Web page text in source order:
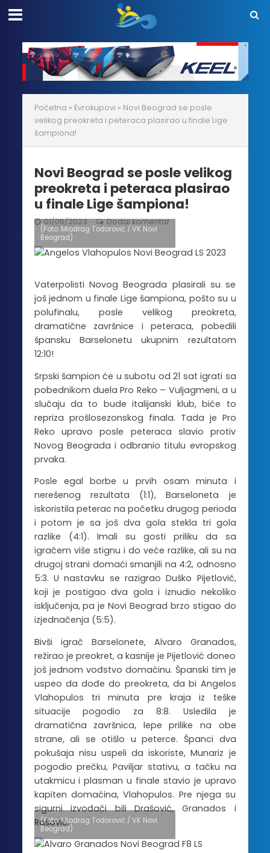
Početna » Evrokupovi » Novi Beograd se posle
velikog preokreta i peteraca plasirao u finale Lige
šampiona!
Novi Beograd se posle velikog
preokreta i peteraca plasirao
u finale Lige šampiona!
01/06/2023 Dodaj komentar
(Foto: Miodrag Todorović / VK Novi
Beograd)
Vaterpolisti Novog Beograda plasirali su se
još jednom u finale Lige šampiona, pošto su u
polufinalu, posle velikog preokreta,
dramatične završnice i peteraca, pobedili
špansku Barselonetu ukupnim rezultatom
12:10!
Srpski šampion će u subotu od 21 sat igrati sa
pobednikom duela Pro Reko – Vuljagmeni, a u
slučaju da to bude italijanski klub, biće to
repriza prošlosezonskog finala. Tada je Pro
Reko upravo posle peteraca slavio protiv
Novog Beograda i odbranio titulu evropskog
prvaka.
Posle egal borbe u prvih osam minuta i
nerešenog rezultata (1:1), Barseloneta je
iskoristila peterac na početku drugog perioda
i potom je sa još dva gola stekla tri gola
razlike (4:1). Imali su gosti priliku da sa
igračem više stignu i do veće razlike, ali su na
drugoj strani domaći smanjili na 4:2, odnosno
5:3. U nastavku se razigrao Duško Pijetlović,
koji je postigao dva gola i iznudio nekoliko
isključenja, pa je Novi Beograd brzo stigao do
izjednačenja (5:5).
Bivši igrač Barselonete, Alvaro Granados,
režirao je preokret, a kasnije je Pijetlović doneo
još jednom vođstvo domaćinu. Španski tim je
uspeo da dođe do preokreta, da bi Angelos
Vlahopulos tri minuta pre kraja iz teške
situacije pogodio za 8:8. Usledila je
dramatična završnica, lepe prilike na obe
strane, ali se otišlo u peterce. Španci dva
pokušaja nisu uspeli da iskoriste, Munariz je
pogodio prečku, Paviljar stativu, a tačku na
utakmicu i plasman u finale stavio je upravo
kapiten domaćina, Vlahopulos. Pre njega su
sigurni izvođači bili Drašović, Granados i
Rašović.
(Foto: Miodrag Todorović / VK Novi
Beograd)